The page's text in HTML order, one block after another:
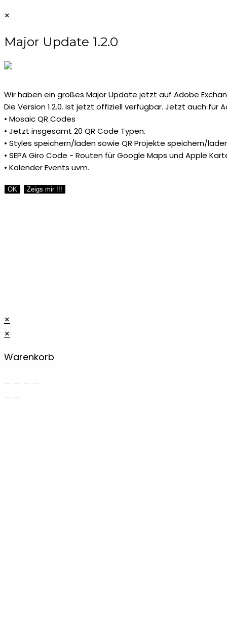
×
Major Update 1.2.0
Wir haben ein großes Major Update jetzt auf Adobe
Die Version 1.2.0. ist jetzt offiziell verfügbar. Jetzt auch für
• Mosaic QR Codes
• Jetzt insgesamt 20 QR Code Typen.
• Styles speichern/laden sowie QR Projekte speichern/
• SEPA Giro Code - Routen für Google Maps und Apple
• Kalender Events uvm.
OK Zeigs mir !!!
×
×
Warenkorb